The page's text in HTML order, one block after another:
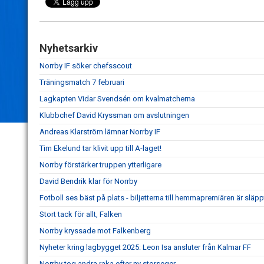
Nyhetsarkiv
Norrby IF söker chefsscout
Träningsmatch 7 februari
Lagkapten Vidar Svendsén om kvalmatcherna
Klubbchef David Kryssman om avslutningen
Andreas Klarström lämnar Norrby IF
Tim Ekelund tar klivit upp till A-laget!
Norrby förstärker truppen ytterligare
David Bendrik klar för Norrby
Fotboll ses bäst på plats - biljetterna till hemmapremiären är
Stort tack för allt, Falken
Norrby kryssade mot Falkenberg
Nyheter kring lagbygget 2025: Leon Isa ansluter från Kalmar FF